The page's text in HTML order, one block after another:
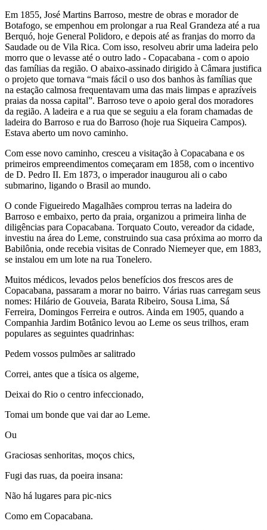
Em 1855, José Martins Barroso, mestre de obras e morador de
Botafogo, se empenhou em prolongar a rua Real Grandeza até a rua
Berquó, hoje General Polidoro, e depois até as franjas do morro da
Saudade ou de Vila Rica. Com isso, resolveu abrir uma ladeira pelo
morro que o levasse até o outro lado - Copacabana - com o apoio
das famílias da região. O abaixo-assinado dirigido à Câmara justifica
o projeto que tornava “mais fácil o uso dos banhos às famílias que
na estação calmosa frequentavam uma das mais limpas e aprazíveis
praias da nossa capital”. Barroso teve o apoio geral dos moradores
da região. A ladeira e a rua que se seguiu a ela foram chamadas de
ladeira do Barroso e rua do Barroso (hoje rua Siqueira Campos).
Estava aberto um novo caminho.
Com esse novo caminho, cresceu a visitação à Copacabana e os
primeiros empreendimentos começaram em 1858, com o incentivo
de D. Pedro II. Em 1873, o imperador inaugurou ali o cabo
submarino, ligando o Brasil ao mundo.
O conde Figueiredo Magalhães comprou terras na ladeira do
Barroso e embaixo, perto da praia, organizou a primeira linha de
diligências para Copacabana. Torquato Couto, vereador da cidade,
investiu na área do Leme, construindo sua casa próxima ao morro da
Babilônia, onde recebia visitas de Conrado Niemeyer que, em 1883,
se instalou em um lote na rua Tonelero.
Muitos médicos, levados pelos benefícios dos frescos ares de
Copacabana, passaram a morar no bairro. Várias ruas carregam seus
nomes: Hilário de Gouveia, Barata Ribeiro, Sousa Lima, Sá
Ferreira, Domingos Ferreira e outros. Ainda em 1905, quando a
Companhia Jardim Botânico levou ao Leme os seus trilhos, eram
populares as seguintes quadrinhas:
Pedem vossos pulmões ar salitrado
Correi, antes que a tísica os algeme,
Deixai do Rio o centro infeccionado,
Tomai um bonde que vai dar ao Leme.
Ou
Graciosas senhoritas, moços chics,
Fugi das ruas, da poeira insana:
Não há lugares para pic-nics
Como em Copacabana.